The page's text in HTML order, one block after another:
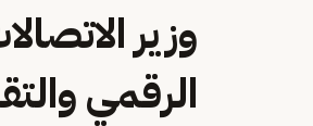
وزير
الرقمي